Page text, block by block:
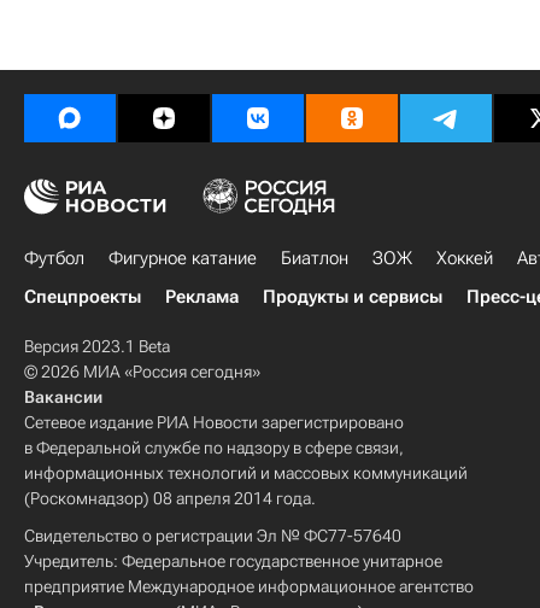
Футбол Фигурное катание Биатлон ЗОЖ Хоккей
Спецпроекты
Реклама Продукты и сервисы Пресс-
Версия 2023.1 Beta
© 2026 МИА «Россия сегодня»
Вакансии
Сетевое издание РИА Новости зарегистрировано
в Федеральной службе по надзору в сфере связи,
информационных технологий и массовых коммуникаций
(Роскомнадзор) 08 апреля 2014 года.
Свидетельство о регистрации Эл № ФС77-57640
Учредитель: Федеральное государственное унитарное
предприятие Международное информационное агентство